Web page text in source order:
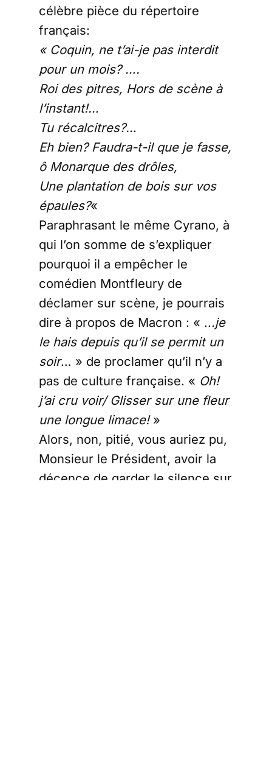
célèbre pièce du répertoire
français:
« Coquin, ne t’ai-je pas interdit
pour un mois? ….
Roi des pitres, Hors de scène à
l’instant!…
Tu récalcitres?…
Eh bien? Faudra-t-il que je fasse,
ô Monarque des drôles,
Une plantation de bois sur vos
épaules?«
Paraphrasant le même Cyrano, à
qui l’on somme de s’expliquer
pourquoi il a empêcher le
comédien Montfleury de
déclamer sur scène, je pourrais
dire à propos de Macron : « ...je
le hais depuis qu’il se permit un
soir… » de proclamer qu’il n’y a
pas de culture française. « Oh!
j’ai cru voir/ Glisser sur une fleur
une longue limace!»
Alors, non, pitié, vous auriez pu,
Monsieur le Président, avoir la
décence de garder le silence sur